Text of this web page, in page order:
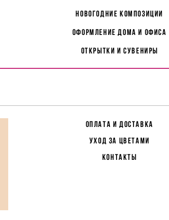
Новогодние композиции
Оформление дома и офиса
Открытки и сувениры
ОПЛАТА И ДОСТАВКА
УХОД ЗА ЦВЕТАМИ
КОНТАКТЫ